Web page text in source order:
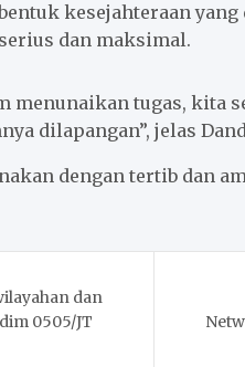
kesejahteraan
dan maksimal.
menunaikan tugas, kita
dilapangan”, jelas
dengan tertib dan
dan
0505/JT